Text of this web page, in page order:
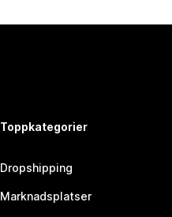
Toppkategorier
Dropshipping
Marknadsplatser